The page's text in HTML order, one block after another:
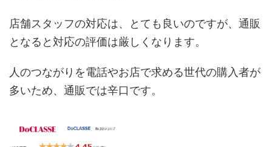
店舗スタッフの対応は、とても良いのですが、通販
となると対応の評価は厳しくなります。
人のつながりを電話やお店で求める世代の購入者が
多いため、通販では辛口です。